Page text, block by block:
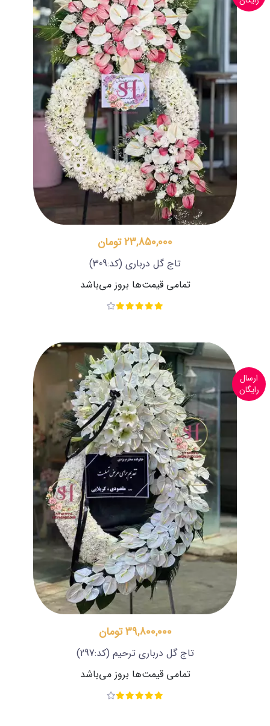
23,850,000 تومان
تاج گل درباری (کد:309)
تمامی قیمت‌ها بروز می‌باشد
ارسال
رایگان
39,800,000 تومان
تاج گل درباری ترحیم (کد:297)
تمامی قیمت‌ها بروز می‌باشد